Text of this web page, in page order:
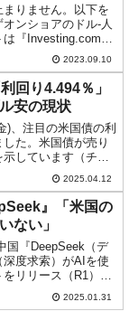
りません。以下を
ンショアのドル-人
『Investing.com』
足）。オンショア
日の終値が「1ドル
にして時間軸...
2023.09.10
回り4.494％」
安の現状
)、注目の米国債の利
た。米国債が売り
しています（チャ
』より引用：以下
が進んでいる要因と
ます。1. 米中...
2025.04.12
』「米国の
ない」
国『DeepSeek（デ
深度求索）がAIを使
リリース（R1）。
』と同等の性能
価に実現できる――
2025.01.31